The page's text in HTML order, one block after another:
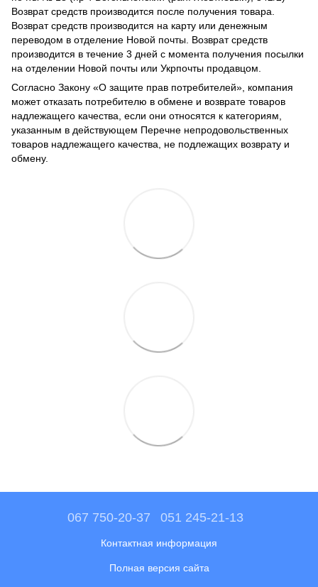
Возврат средств производится после получения товара.
Возврат средств производится на карту или денежным
переводом в отделение Новой почты. Возврат средств
производится в течение 3 дней с момента получения посылки
на отделении Новой почты или Укрпочты продавцом.
Согласно Закону «О защите прав потребителей» , компания
может отказать потребителю в обмене и возврате товаров
надлежащего качества, если они относятся к категориям,
указанным в действующем Перечне непродовольственных
товаров надлежащего качества, не подлежащих возврату и
обмену.
067 750-20-37 051 245-21-13
Контактная информация
Полная версия сайта